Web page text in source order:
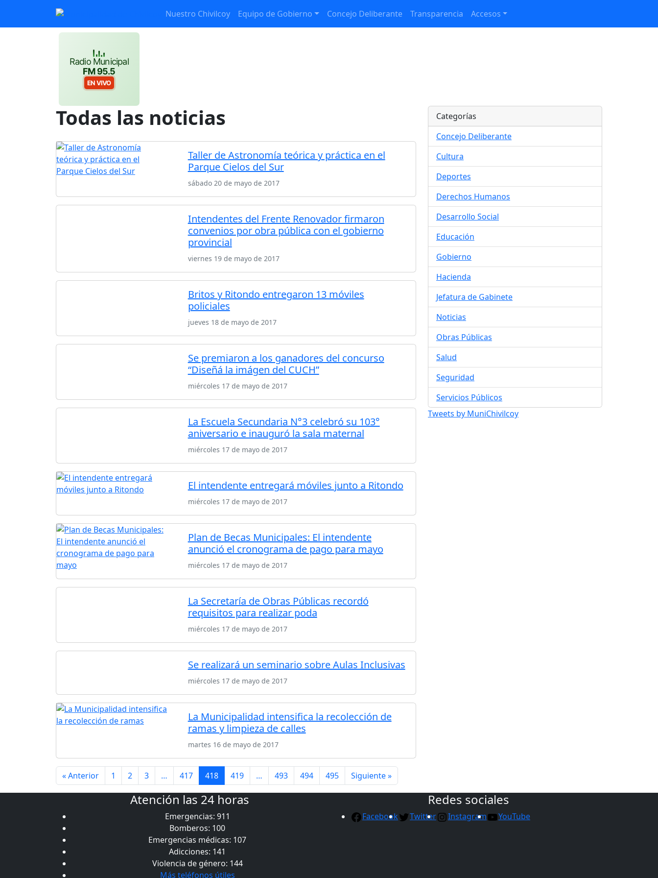
Nuestro Chivilcoy Equipo de Gobierno Concejo Deliberante Transparencia Accesos
Radio Municipal
FM 95.5
EN VIVO
Todas las noticias
Taller de Astronomía teórica y práctica en el
Parque Cielos del Sur
sábado 20 de mayo de 2017
Intendentes del Frente Renovador firmaron
convenios por obra pública con el gobierno
provincial
viernes 19 de mayo de 2017
Britos y Ritondo entregaron 13 móviles
policiales
jueves 18 de mayo de 2017
Se premiaron a los ganadores del concurso
“Diseñá la imágen del CUCH”
miércoles 17 de mayo de 2017
La Escuela Secundaria N°3 celebró su 103°
aniversario e inauguró la sala maternal
miércoles 17 de mayo de 2017
El intendente entregará móviles junto a Ritondo
miércoles 17 de mayo de 2017
Plan de Becas Municipales: El intendente
anunció el cronograma de pago para mayo
miércoles 17 de mayo de 2017
La Secretaría de Obras Públicas recordó
requisitos para realizar poda
miércoles 17 de mayo de 2017
Se realizará un seminario sobre Aulas Inclusivas
miércoles 17 de mayo de 2017
La Municipalidad intensifica la recolección de
ramas y limpieza de calles
martes 16 de mayo de 2017
« Anterior 1 2 3 … 417 418 419 … 493 494 495 Siguiente »
Categorías
Concejo Deliberante
Cultura
Deportes
Derechos Humanos
Desarrollo Social
Educación
Gobierno
Hacienda
Jefatura de Gabinete
Noticias
Obras Públicas
Salud
Seguridad
Servicios Públicos
Tweets by MuniChivilcoy
Atención las 24 horas
Emergencias: 911
Bomberos: 100
Emergencias médicas: 107
Adicciones: 141
Violencia de género: 144
Más teléfonos útiles
Redes sociales
Facebook Twitter Instagram YouTube